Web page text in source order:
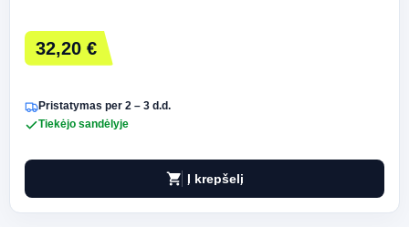
32,20 €
Pristatymas per 2 – 3 d.d.
Tiekėjo sandėlyje
shopping_cart Į krepšelį